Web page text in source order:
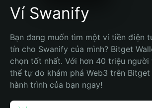
Ví Swanify
Bạn đang muốn tìm một ví tiền điện
tín cho Swanify của mình? Bitget
chọn tốt nhất. Với hơn 40 triệu người
thể tự do khám phá Web3 trên Bitget
hành trình của bạn ngay!